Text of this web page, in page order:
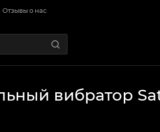
Отзывы о нас
вибратор